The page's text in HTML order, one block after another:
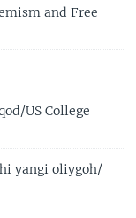
and Free
US College
yangi oliygoh/